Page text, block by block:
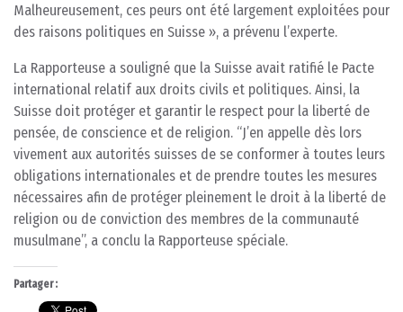
Malheureusement, ces peurs ont été largement exploitées pour
des raisons politiques en Suisse », a prévenu l’experte.
La Rapporteuse a souligné que la Suisse avait ratifié le Pacte
international relatif aux droits civils et politiques. Ainsi, la
Suisse doit protéger et garantir le respect pour la liberté de
pensée, de conscience et de religion. “J’en appelle dès lors
vivement aux autorités suisses de se conformer à toutes leurs
obligations internationales et de prendre toutes les mesures
nécessaires afin de protéger pleinement le droit à la liberté de
religion ou de conviction des membres de la communauté
musulmane”, a conclu la Rapporteuse spéciale.
Partager :